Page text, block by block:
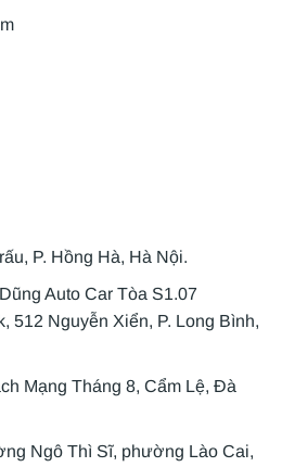
P. Hồng Hà, Hà Nội.
Auto Car Tòa S1.07
512 Nguyễn Xiển, P. Long Bình,
Mạng Tháng 8, Cẩm Lệ, Đà
Ngô Thì Sĩ, phường Lào Cai,